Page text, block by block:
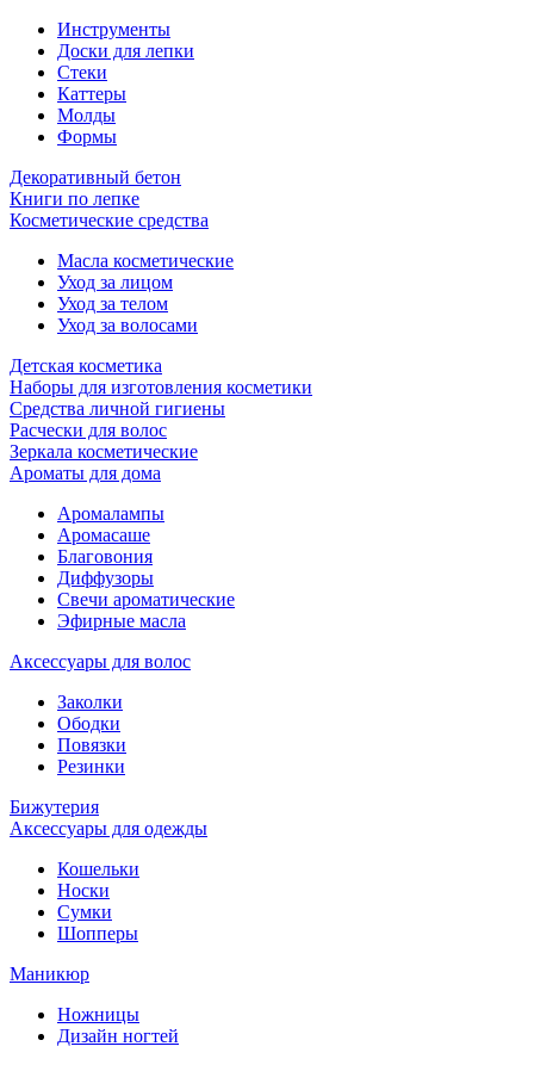
Инструменты
Доски для лепки
Стеки
Каттеры
Молды
Формы
Декоративный бетон
Книги по лепке
Косметические средства
Масла косметические
Уход за лицом
Уход за телом
Уход за волосами
Детская косметика
Наборы для изготовления косметики
Средства личной гигиены
Расчески для волос
Зеркала косметические
Ароматы для дома
Аромалампы
Аромасаше
Благовония
Диффузоры
Свечи ароматические
Эфирные масла
Аксессуары для волос
Заколки
Ободки
Повязки
Резинки
Бижутерия
Аксессуары для одежды
Кошельки
Носки
Сумки
Шопперы
Маникюр
Ножницы
Дизайн ногтей